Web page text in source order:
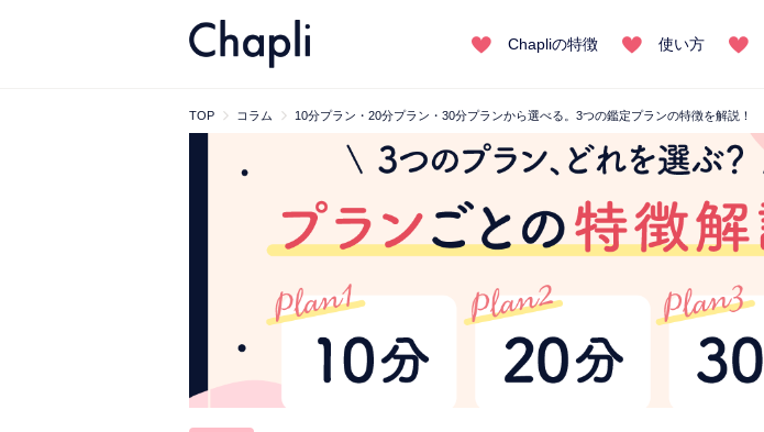
Chapliの特徴 使い方
TOP コラム 10分プラン・20分プラン・30分プランから選べる。3つの鑑定プランの特徴を解説！